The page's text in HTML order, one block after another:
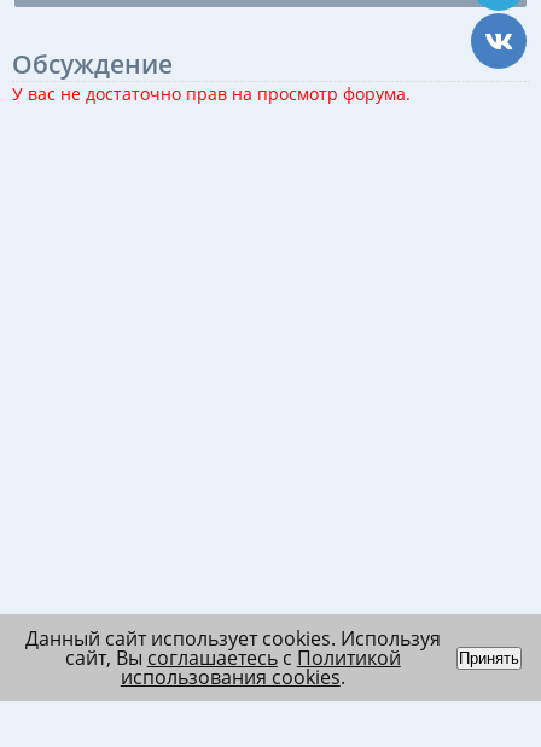
Обсуждение
У вас не достаточно прав на просмотр форума.
Данный сайт использует cookies. Используя
сайт, Вы соглашаетесьс Политикой
использования cookies.
Принять